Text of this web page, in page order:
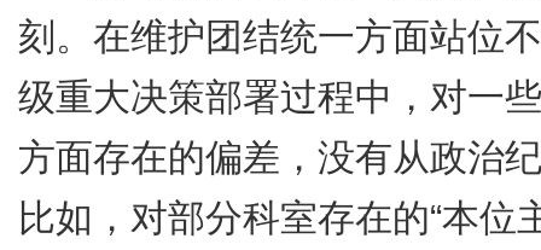
刻。在维护团结统一方面站位
级重大决策部署过程中，对一
方面存在的偏差，没有从政治
比如，对部分科室存在的“本位